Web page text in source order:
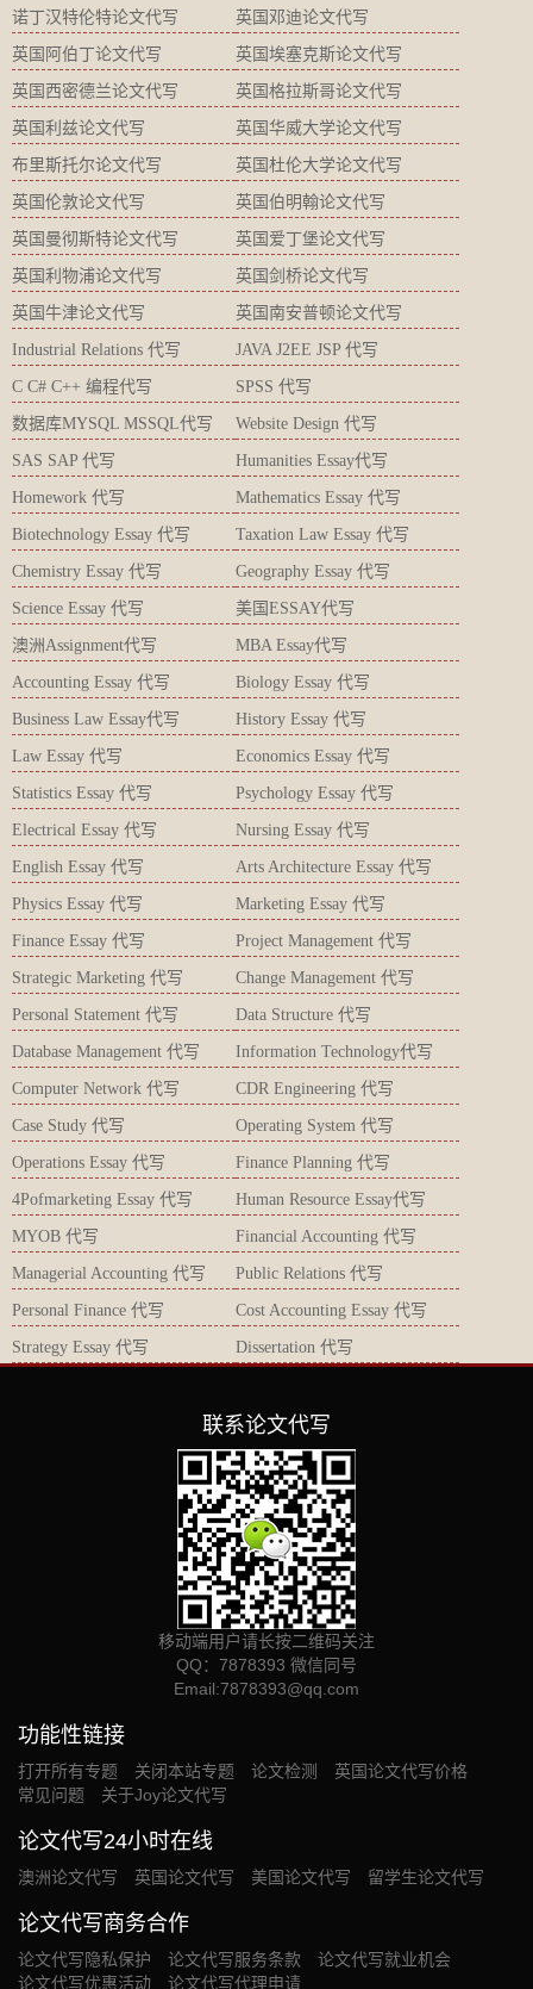
诺丁汉特伦特论文代写 英国邓迪论文代写
英国阿伯丁论文代写 英国埃塞克斯论文代写
英国西密德兰论文代写 英国格拉斯哥论文代写
英国利兹论文代写 英国华威大学论文代写
布里斯托尔论文代写 英国杜伦大学论文代写
英国伦敦论文代写 英国伯明翰论文代写
英国曼彻斯特论文代写 英国爱丁堡论文代写
英国利物浦论文代写 英国剑桥论文代写
英国牛津论文代写 英国南安普顿论文代写
Industrial Relations 代写 JAVA J2EE JSP 代写
C C# C++ 编程代写 SPSS 代写
数据库MYSQL MSSQL代写 Website Design 代写
SAS SAP 代写 Humanities Essay代写
Homework 代写 Mathematics Essay 代写
Biotechnology Essay 代写 Taxation Law Essay 代写
Chemistry Essay 代写 Geography Essay 代写
Science Essay 代写 美国ESSAY代写
澳洲Assignment代写 MBA Essay代写
Accounting Essay 代写 Biology Essay 代写
Business Law Essay代写 History Essay 代写
Law Essay 代写 Economics Essay 代写
Statistics Essay 代写 Psychology Essay 代写
Electrical Essay 代写 Nursing Essay 代写
English Essay 代写 Arts Architecture Essay 代写
Physics Essay 代写 Marketing Essay 代写
Finance Essay 代写 Project Management 代写
Strategic Marketing 代写 Change Management 代写
Personal Statement 代写 Data Structure 代写
Database Management 代写 Information Technology代写
Computer Network 代写 CDR Engineering 代写
Case Study 代写 Operating System 代写
Operations Essay 代写 Finance Planning 代写
4Pofmarketing Essay 代写 Human Resource Essay代写
MYOB 代写 Financial Accounting 代写
Managerial Accounting 代写 Public Relations 代写
Personal Finance 代写 Cost Accounting Essay 代写
Strategy Essay 代写 Dissertation 代写
联系论文代写
移动端用户请长按二维码关注
QQ：7878393 微信同号
Email:7878393@qq.com
功能性链接
打开所有专题 关闭本站专题 论文检测
英国论文代写价格
常见问题
关于Joy论文代写
论文代写24小时在线
澳洲论文代写 英国论文代写 美国论文代写 留学生论文代写
论文代写商务合作
论文代写隐私保护 论文代写服务条款
论文代写就业机会
论文代写优惠活动
论文代写代理申请